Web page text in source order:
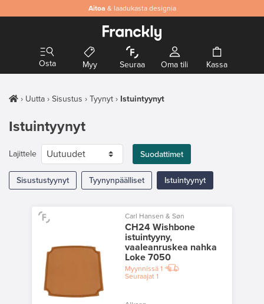
Aitoa & laadukasta designia
Osta Myy Seuraa Oma tili Kassa
Uutta Sisustus Tyynyt Istuintyynyt
Istuintyynyt
Lajittele Suodattimet
Sisustustyynyt Tyynynpäälliset Istuintyynyt
Carl Hansen & Søn
CH24 Wishbone
istuintyyny,
vaaleanruskea nahka
Loke 7050
Myynnissä1
Seuraajat1